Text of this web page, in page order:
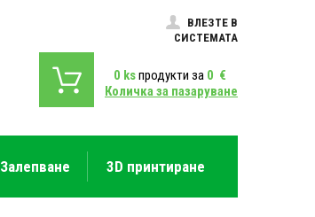
ВЛЕЗТЕ В
СИСТЕМАТА
0 ksпродукти за 0 €
Количка за пазаруване
Залепване 3D принтиране